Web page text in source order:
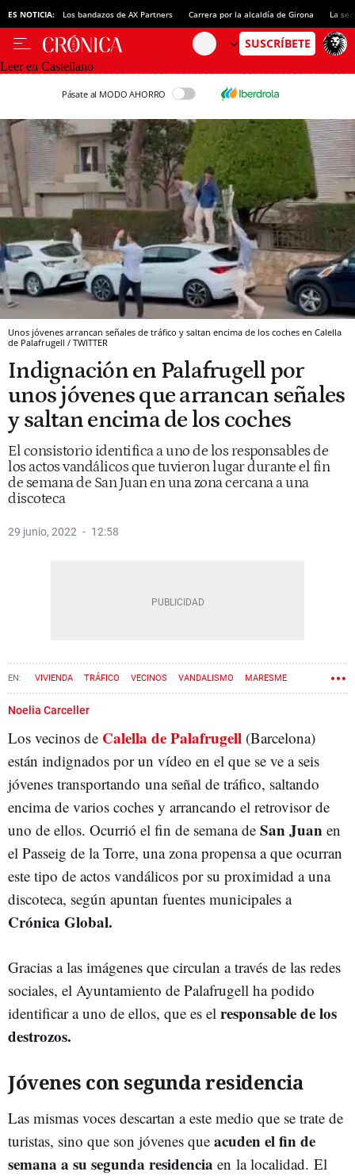
ES NOTICIA: Los bandazos de AX Partners Carrera por la alcaldía de Girona La
Leer en Castellano
Pásate al MODO AHORRO
Unos jóvenes arrancan señales de tráfico y saltan encima de los coches en Calella
de Palafrugell / TWITTER
Indignación en Palafrugell por
unos jóvenes que arrancan señales
y saltan encima de los coches
El consistorio identifica a uno de los responsables de
los actos vandálicos que tuvieron lugar durante el fin
de semana de San Juan en una zona cercana a una
discoteca
29 junio, 2022 12:58
VIVIENDA TRÁFICO VECINOS VANDALISMO MARESME
Noelia Carceller
Los vecinos de Calella de Palafrugell (Barcelona)
están indignados por un vídeo en el que se ve a seis
jóvenes transportando una señal de tráfico, saltando
encima de varios coches y arrancando el retrovisor de
uno de ellos. Ocurrió el fin de semana de San Juan en
el Passeig de la Torre, una zona propensa a que ocurran
este tipo de actos vandálicos por su proximidad a una
discoteca, según apuntan fuentes municipales a
Crónica Global.
Gracias a las imágenes que circulan a través de las redes
sociales, el Ayuntamiento de Palafrugell ha podido
identificar a uno de ellos, que es el responsable de los
destrozos.
Jóvenes con segunda residencia
Las mismas voces descartan a este medio que se trate de
turistas, sino que son jóvenes que acuden el fin de
semana a su segunda residencia en la localidad. El